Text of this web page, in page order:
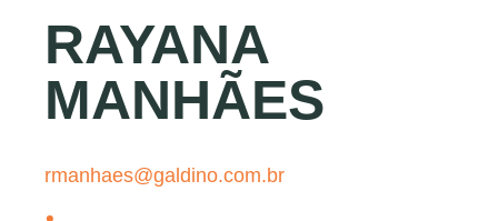
RAYANA
MANHÃES
rmanhaes@galdino.com.br